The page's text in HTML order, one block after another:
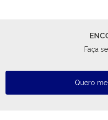
Faça
Quero